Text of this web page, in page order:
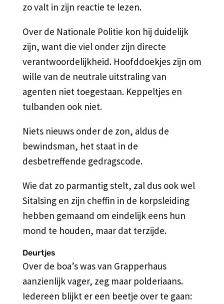
zo valt in zijn reactie te lezen.
Over de Nationale Politie kon hij duidelijk
zijn, want die viel onder zijn directe
verantwoordelijkheid. Hoofddoekjes zijn om
wille van de neutrale uitstraling van
agenten niet toegestaan. Keppeltjes en
tulbanden ook niet.
Niets nieuws onder de zon, aldus de
bewindsman, het staat in de
desbetreffende gedragscode.
Wie dat zo parmantig stelt, zal dus ook wel
Sitalsing en zijn cheffin in de korpsleiding
hebben gemaand om eindelijk eens hun
mond te houden, maar dat terzijde.
Deurtjes
Over de boa’s was van Grapperhaus
aanzienlijk vager, zeg maar polderiaans.
Iedereen blijkt er een beetje over te gaan: